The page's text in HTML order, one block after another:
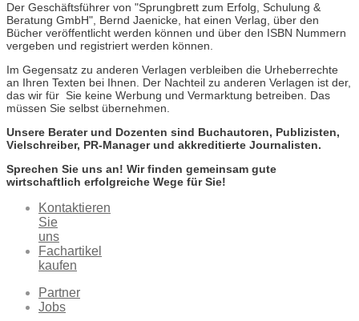
Der Geschäftsführer von "Sprungbrett zum Erfolg, Schulung &
Beratung GmbH", Bernd Jaenicke, hat einen Verlag, über den
Bücher veröffentlicht werden können und über den ISBN Nummern
vergeben und registriert werden können.
Im Gegensatz zu anderen Verlagen verbleiben die Urheberrechte
an Ihren Texten bei Ihnen. Der Nachteil zu anderen Verlagen ist der,
das wir für Sie keine Werbung und Vermarktung betreiben. Das
müssen Sie selbst übernehmen.
Unsere Berater und Dozenten sind Buchautoren, Publizisten,
Vielschreiber, PR-Manager und akkreditierte Journalisten.
Sprechen Sie uns an! Wir finden gemeinsam gute
wirtschaftlich erfolgreiche Wege für Sie!
Kontaktieren
Sie
uns
Fachartikel
kaufen
Partner
Jobs